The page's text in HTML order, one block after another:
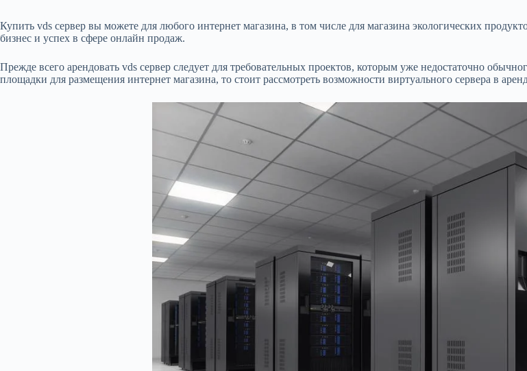
Купить vds сервер вы можете для любого интернет магазина, в том числе для магазина экологических
бизнес и успех в сфере онлайн продаж.
Прежде всего арендовать vds сервер следует для требовательных проектов, которым уже недостаточно
площадки для размещения интернет магазина, то стоит рассмотреть возможности виртуального сервера в